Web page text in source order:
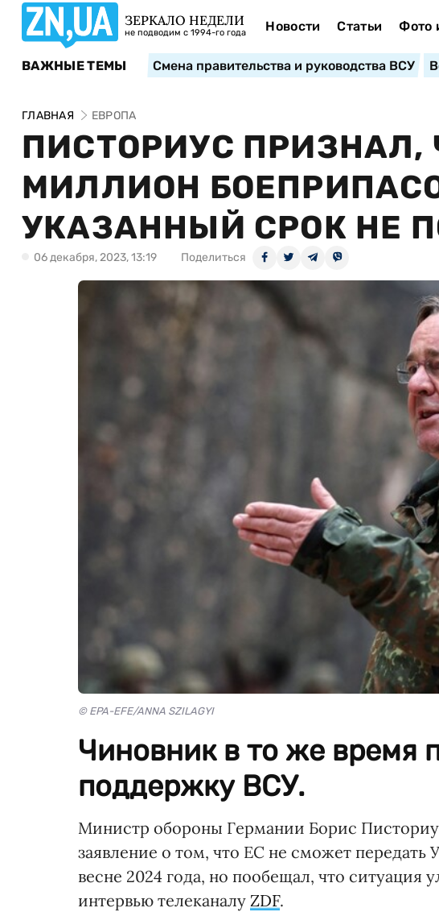
ЗЕРКАЛО НЕДЕЛИ
не подводим с 1994-го года Новости Статьи Фото
ВАЖНЫЕ ТЕМЫ Смена правительства и руководства ВСУ
ГЛАВНАЯ ЕВРОПА
ПИСТОРИУС ПРИЗНАЛ,
МИЛЛИОН
УКАЗАННЫЙ СРОК НЕ
06 декабря, 2023, 13:19 Поделиться
© EPA-EFE/ANNA SZILAGYI
Чиновник в то же время
поддержку ВСУ.
Министр обороны Германии Борис
заявление о том, что ЕС не сможет
весне 2024 года, но пообещал, что ситуация
интервью телеканалу ZDF.